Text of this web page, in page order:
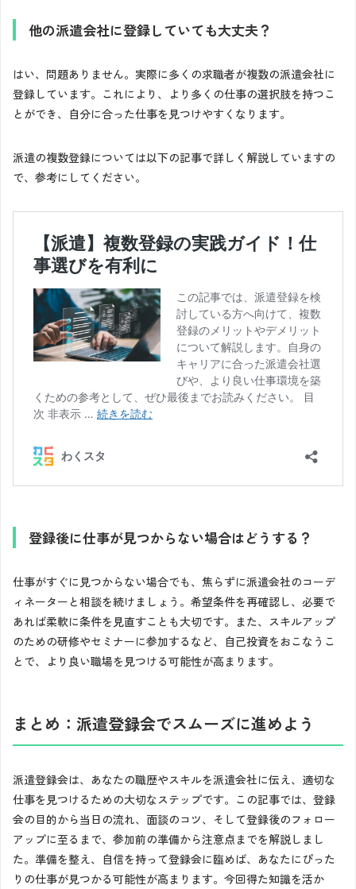
他の派遣会社に登録していても大丈夫？
はい、問題ありません。実際に多くの求職者が複数の派遣会社に
登録しています。これにより、より多くの仕事の選択肢を持つこ
とができ、自分に合った仕事を見つけやすくなります。
派遣の複数登録については以下の記事で詳しく解説していますの
で、参考にしてください。
登録後に仕事が見つからない場合はどうする？
仕事がすぐに見つからない場合でも、焦らずに派遣会社のコーデ
ィネーターと相談を続けましょう。希望条件を再確認し、必要で
あれば柔軟に条件を見直すことも大切です。また、スキルアップ
のための研修やセミナーに参加するなど、自己投資をおこなうこ
とで、より良い職場を見つける可能性が高まります。
まとめ：派遣登録会でスムーズに進めよう
派遣登録会は、あなたの職歴やスキルを派遣会社に伝え、適切な
仕事を見つけるための大切なステップです。この記事では、登録
会の目的から当日の流れ、面談のコツ、そして登録後のフォロー
アップに至るまで、参加前の準備から注意点までを解説しまし
た。準備を整え、自信を持って登録会に臨めば、あなたにぴった
りの仕事が見つかる可能性が高まります。今回得た知識を活か